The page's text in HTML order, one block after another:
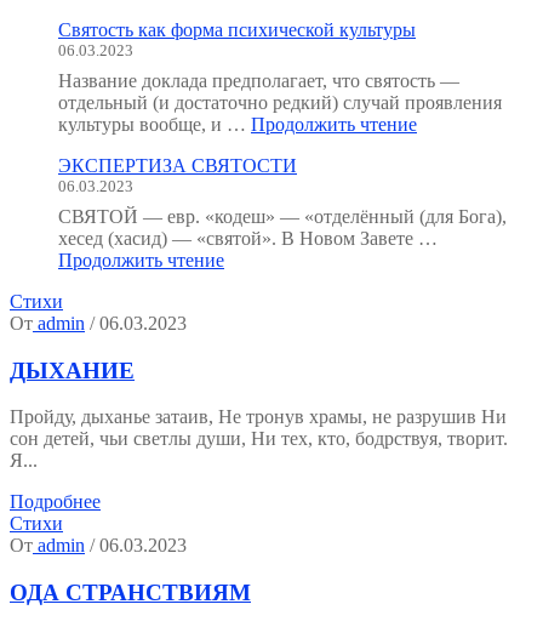
как
мы
Святость как форма психической культуры
06.03.2023
Название доклада предполагает, что святость —
отдельный (и достаточно редкий) случай проявления
культуры вообще, и … Продолжить чтение"Святость
культуры"
ЭКСПЕРТИЗА СВЯТОСТИ
06.03.2023
СВЯТОЙ — евр. «кодеш» — «отделённый (для Бога),
хесед (хасид) — «святой». В Новом Завете …
Продолжить чтение"ЭКСПЕРТИЗА
Стихи
От admin / 06.03.2023
ДЫХАНИЕ
Пройду, дыханье затаив, Не тронув храмы, не разрушив Ни
сон детей, чьи светлы души, Ни тех, кто, бодрствуя, творит.
Я...
Подробнее
Стихи
От admin / 06.03.2023
ОДА СТРАНСТВИЯМ